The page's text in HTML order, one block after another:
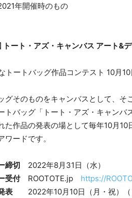
年開催時のもの
トート・アズ・キャンバス アート&
グそのものをキャンバスとして、
トバッグ「トート・アズ・キャン
た作品の発表の場として毎年10月
ワードです。
締切 2022年8月31日（水）
受付ROOTOTE.jp https://
表 2022年10月10日（月・祝）（